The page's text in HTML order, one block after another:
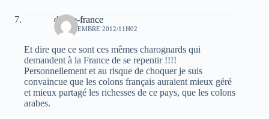
douce-france
13 NOVEMBRE 2012/11H02
Et dire que ce sont ces mêmes charognards qui
demandent à la France de se repentir !!!!
Personnellement et au risque de choquer je suis
convaincue que les colons français auraient mieux géré
et mieux partagé les richesses de ce pays, que les colons
arabes.